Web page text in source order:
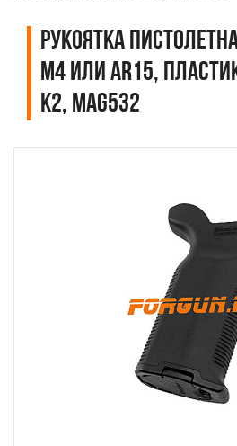
Рукоятка
M4 или AR15,
K2, MAG532